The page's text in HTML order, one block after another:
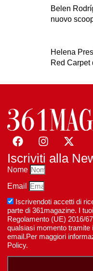
Belen
nuovo
Helena
Red Carpet
Iscriviti alla
Nome
Email
Iscrivendoti accetti di
parte di 361magazine. I
Regolamento (UE) 2016/
qualsiasi momento tramite
email.Per maggiori
Policy.